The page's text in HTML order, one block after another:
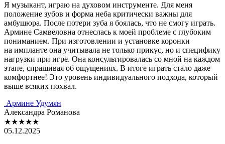
Я музыкант, играю на духовом инструменте. Для меня
положение зубов и форма неба критически важны для
амбушюра. После потери зуба я боялась, что не смогу играть.
Армине Самвеловна отнеслась к моей проблеме с глубоким
пониманием. При изготовлении и установке коронки
на импланте она учитывала не только прикус, но и специфику
нагрузки при игре. Она консультировалась со мной на каждом
этапе, спрашивая об ощущениях. В итоге играть стало даже
комфортнее! Это уровень индивидуального подхода, который
выше всяких похвал.
Армине Удумян
Александра Романова
★★★★★
05.12.2025